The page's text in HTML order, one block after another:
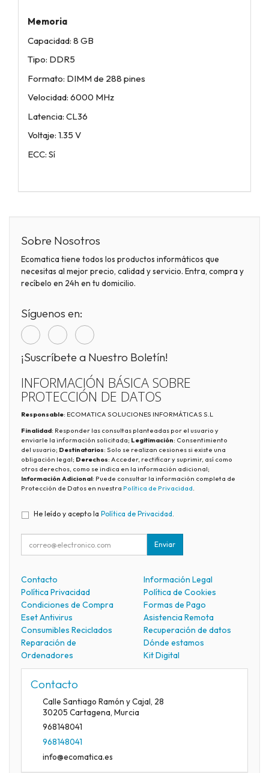
Memoria
Capacidad: 8 GB
Tipo: DDR5
Formato: DIMM de 288 pines
Velocidad: 6000 MHz
Latencia: CL36
Voltaje: 1.35 V
ECC: Sí
Sobre Nosotros
Ecomatica tiene todos los productos informáticos que
necesitas al mejor precio, calidad y servicio. Entra, compra y
recíbelo en 24h en tu domicilio.
Síguenos en:
¡Suscríbete a Nuestro Boletín!
INFORMACIÓN BÁSICA SOBRE
PROTECCIÓN DE DATOS
Responsable: ECOMATICA SOLUCIONES INFORMÁTICAS S.L
Finalidad: Responder las consultas planteadas por el usuario y
enviarle la información solicitada; Legitimación: Consentimiento
del usuario; Destinatarios: Solo se realizan cesiones si existe una
obligación legal; Derechos: Acceder, rectificar y suprimir, así como
otros derechos, como se indica en la información adicional;
Información Adicional: Puede consultar la información completa de
Protección de Datos en nuestra Política de Privacidad
He leído y acepto la Política de Privacidad.
Enviar
Contacto
Información Legal
Política Privacidad
Política de Cookies
Condiciones de Compra
Formas de Pago
Eset Antivirus
Asistencia Remota
Consumibles Reciclados
Recuperación de datos
Reparación de
Ordenadores
Dónde estamos
Kit Digital
Contacto
Calle Santiago Ramón y Cajal, 28
30205 Cartagena, Murcia
968148041
968148041
info@ecomatica.es